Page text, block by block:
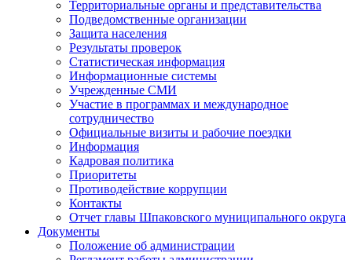
Территориальные органы и представительства
Подведомственные организации
Защита населения
Результаты проверок
Статистическая информация
Информационные системы
Учрежденные СМИ
Участие в программах и международное
сотрудничество
Официальные визиты и рабочие поездки
Информация
Кадровая политика
Приоритеты
Противодействие коррупции
Контакты
Отчет главы Шпаковского муниципального округа
Документы
Положение об администрации